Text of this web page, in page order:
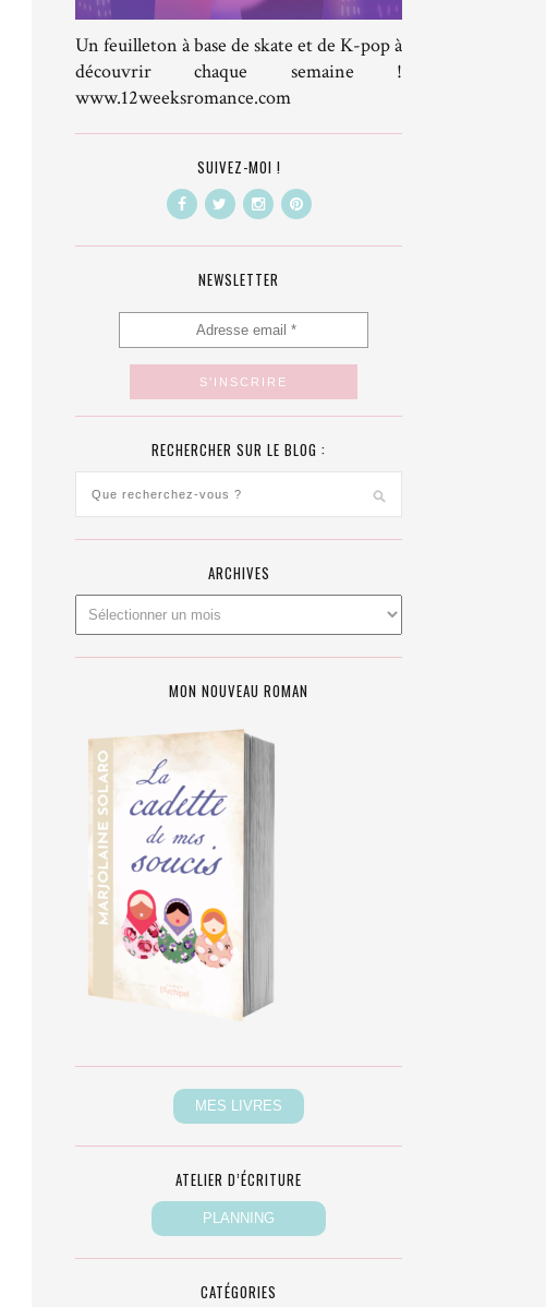
Un feuilleton à base de skate et de K-pop à
découvrir chaque semaine !
www.12weeksromance.com
SUIVEZ-MOI !
NEWSLETTER
RECHERCHER SUR LE BLOG :
ARCHIVES
MON NOUVEAU ROMAN
ATELIER D’ÉCRITURE
CATÉGORIES